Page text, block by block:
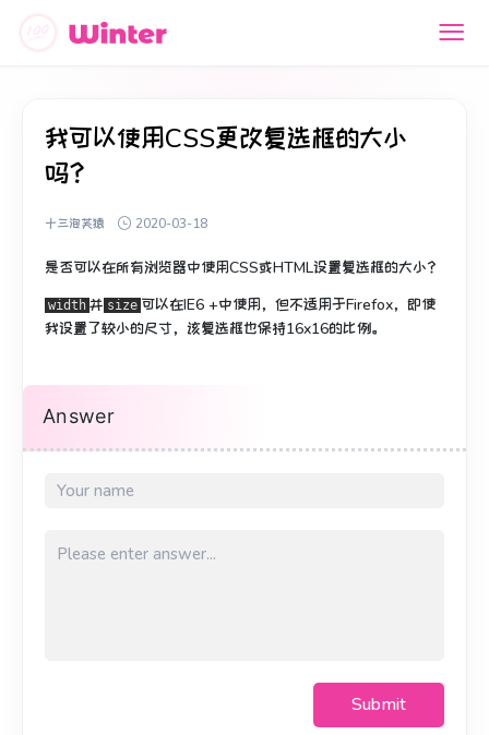
我可以使用CSS更改复选框的大小
吗？
十三泡芙猿 2020-03-18
是否可以在所有浏览器中使用CSS或HTML设置复选框的大小？
width 并 size 可以在IE6 +中使用，但不适用于Firefox，即使
我设置了较小的尺寸，该复选框也保持16x16的比例。
Answer
Submit